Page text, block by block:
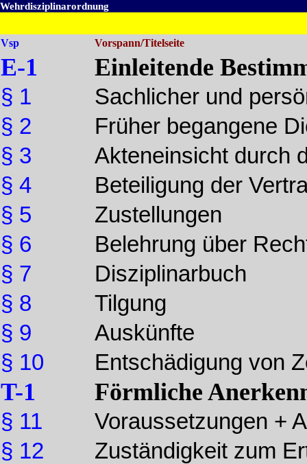
Wehrdisziplinarordnung
Vsp Vorspann/Titelseite
E-1
§ 1
§ 2
§ 3
§ 4
§ 5
§ 6
§ 7
§ 8
§ 9
§ 10
T-1
§ 11
§ 12
Einleitende
Sachlicher und
Früher begangene
Akteneinsicht durch
Beteiligung der
Zustellungen
Belehrung über
Disziplinarbuch
Tilgung
Auskünfte
Entschädigung von
Förmliche
Voraussetzungen +
Zuständigkeit zum